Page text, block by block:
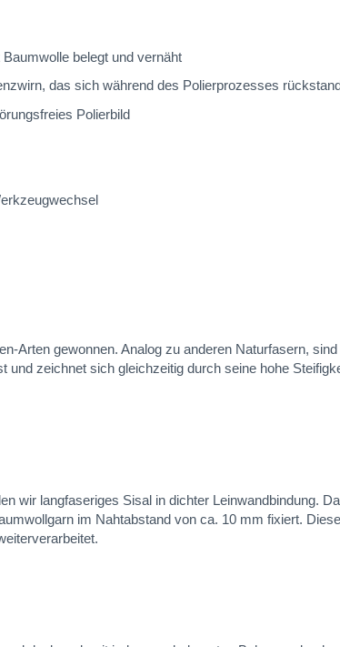
belegt und vernäht
das sich während des Polierprozesses
Polierbild
Arten gewonnen. Analog zu anderen Naturfasern,
zeichnet sich gleichzeitig durch seine hohe
wir langfaseriges Sisal in dichter Leinwandbindung.
im Nahtabstand von ca. 10 mm fixiert.